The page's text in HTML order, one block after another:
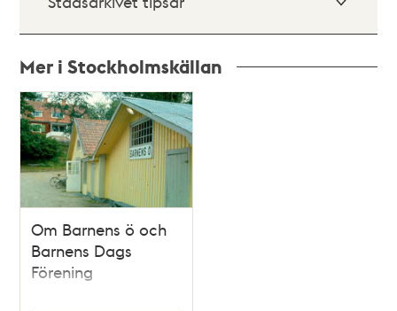
Mer i Stockholmskällan
Relaterade
poster
och
teman
Om Barnens ö och
Barnens Dags
Förening